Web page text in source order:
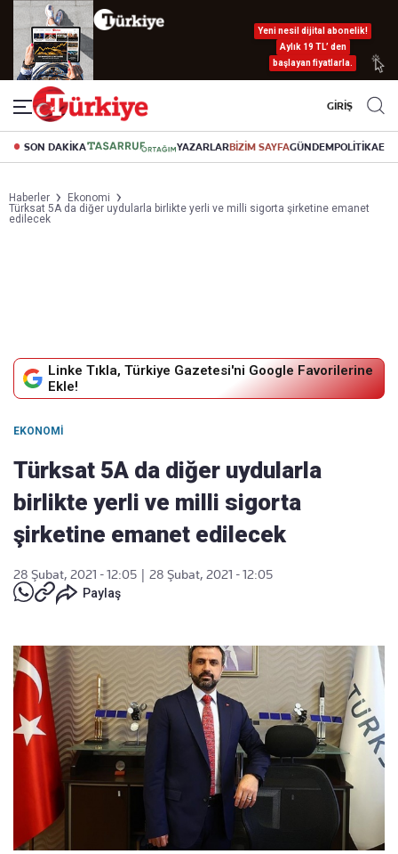
Yeni nesil dijital abonelik!
Aylık 19 TL’ den
başlayan fiyatlarla.
GİRİŞ
SON DAKİKA YAZARLARBİZİM SAYFAGÜNDEMPOLİTİKA
Haberler
Ekonomi
Türksat 5A da diğer uydularla birlikte yerli ve milli sigorta şirketine emanet
edilecek
Linke Tıkla, Türkiye Gazetesi'ni Google Favorilerine
Ekle!
EKONOMI
Türksat 5A da diğer uydularla
birlikte yerli ve milli sigorta
şirketine emanet edilecek
28 Şubat, 2021 - 12:05
28 Şubat, 2021 - 12:05
Paylaş